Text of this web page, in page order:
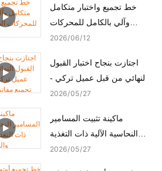
والمحركات
خط تجميع واختبار متكامل
وآلي بالكامل للمحركات
الصغيرة غير القياسية
2026 06 12
اجتازت بنجاح اختبار القبول
النهائي من قبل عميل تركي -
ماكينة تجميع مفاتيح كهربائية
2026 05 27
ماكينة تثبيت المسامير
النحاسية الآلية ذات التغذية
التلقائية والدقة العالية
2026 05 27